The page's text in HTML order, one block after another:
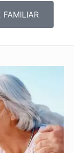
FAMILIAR